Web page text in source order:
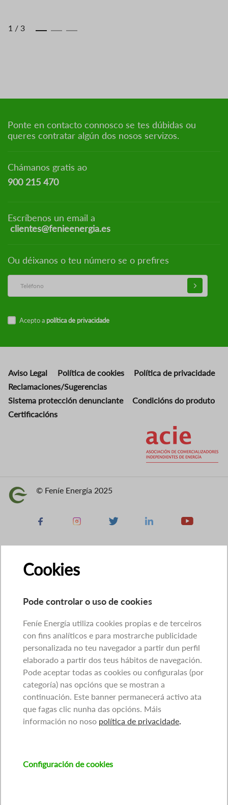
1 / 3
Ponte en contacto connosco se tes dúbidas ou
queres contratar algún dos nosos servizos.
Chámanos gratis ao
900 215 470
Escríbenos un email a
clientes@fenieenergia.es
Ou déixanos o teu número se o prefires
Acepto a política de privacidade
Aviso Legal Política de cookies
Política de privacidade
Reclamaciones/Sugerencias
Sistema protección denunciante
Condicións do produto
Certificacións
Imaxe © Feníe Energía 2025
Facebook Instagram X Linkedin Youtube
Cookies
Pode controlar o uso de cookies
Feníe Energía utiliza cookies propias e de terceiros
con fins analíticos e para mostrarche publicidade
personalizada no teu navegador a partir dun perfil
elaborado a partir dos teus hábitos de navegación.
Pode aceptar todas as cookies ou configuralas (por
categoría) nas opcións que se mostran a
continuación. Este banner permanecerá activo ata
que fagas clic nunha das opcións. Máis
información no noso política de privacidade.
Configuración de cookies